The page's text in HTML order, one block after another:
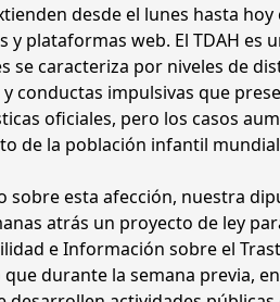
desde el lunes hasta
plataformas web. El TDAH es
se caracteriza por niveles de
conductas impulsivas que
oficiales, pero los casos
de la población infantil
esta afección, nuestra
atrás un proyecto de ley
e Información sobre el
durante la semana previa,